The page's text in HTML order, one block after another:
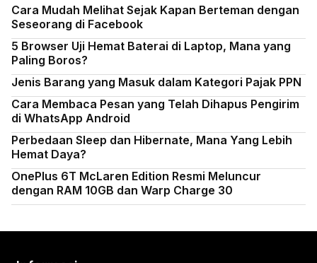
Cara Mudah Melihat Sejak Kapan Berteman dengan
Seseorang di Facebook
5 Browser Uji Hemat Baterai di Laptop, Mana yang
Paling Boros?
Jenis Barang yang Masuk dalam Kategori Pajak PPN
Cara Membaca Pesan yang Telah Dihapus Pengirim
di WhatsApp Android
Perbedaan Sleep dan Hibernate, Mana Yang Lebih
Hemat Daya?
OnePlus 6T McLaren Edition Resmi Meluncur
dengan RAM 10GB dan Warp Charge 30